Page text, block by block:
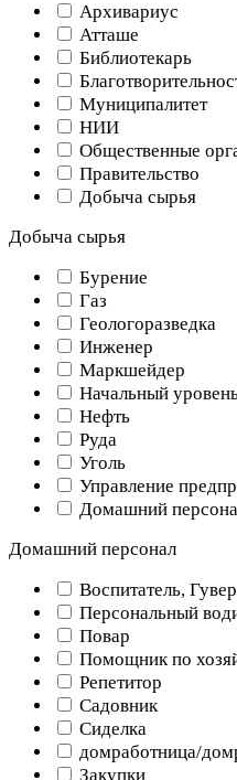
Архивариус
Атташе
Библиотекарь
Муниципалитет
НИИ
Общественные
Правительство
Добыча сырья
Добыча сырья
Бурение
Газ
Геологоразведка
Инженер
Маркшейдер
Начальный
Нефть
Руда
Уголь
Управление
Домашний
Домашний персонал
Воспитатель,
Персональный
Повар
Помощник по
Репетитор
Садовник
Сиделка
домработница/
Закупки